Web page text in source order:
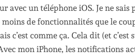
avec un téléphone iOS. Je ne
de fonctionnalités que le
c’est comme ça. Cela dit (et
mon iPhone, les notifications